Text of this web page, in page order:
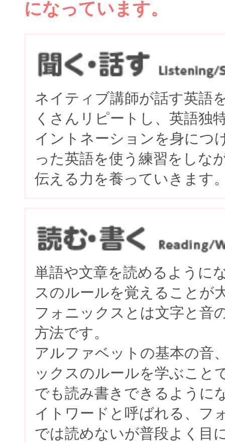
になっています。
ネイティブ講師が話す英語
くさんリピートし、英語独
イントネーションを身につ
った英語を使う練習をしな
伝える力を養っていきます
単語や文章を読めるように
スのルールを覚えることが
フォニックスとは文字と音
方法です。
アルファベットの基本の音
ックスのルールを学ぶこと
でも読み書きできるように
イトワードと呼ばれる、フ
では読めないが普段よく目